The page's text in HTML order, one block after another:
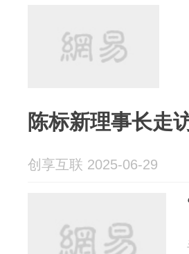
陈标新理事长走
创享互联 2025-06-29